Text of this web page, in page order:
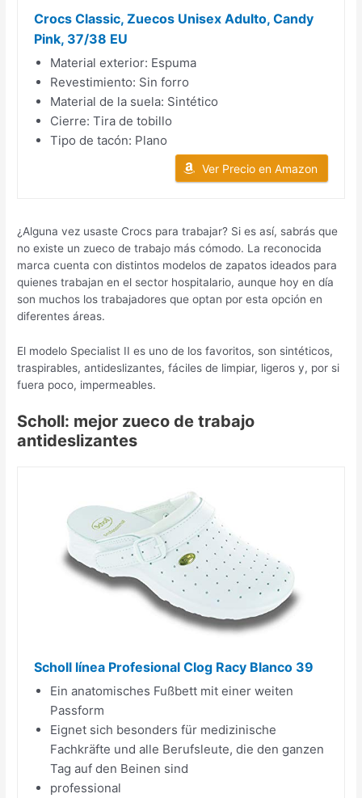
Crocs Classic, Zuecos Unisex Adulto, Candy
Pink, 37/38 EU
Material exterior: Espuma
Revestimiento: Sin forro
Material de la suela: Sintético
Cierre: Tira de tobillo
Tipo de tacón: Plano
Ver Precio en Amazon
¿Alguna vez usaste Crocs para trabajar? Si es así, sabrás que
no existe un zueco de trabajo más cómodo. La reconocida
marca cuenta con distintos modelos de zapatos ideados para
quienes trabajan en el sector hospitalario, aunque hoy en día
son muchos los trabajadores que optan por esta opción en
diferentes áreas.
El modelo Specialist II es uno de los favoritos, son sintéticos,
traspirables, antideslizantes, fáciles de limpiar, ligeros y, por si
fuera poco, impermeables.
Scholl: mejor zueco de trabajo
antideslizantes
Scholl línea Profesional Clog Racy Blanco 39
Ein anatomisches Fußbett mit einer weiten
Passform
Eignet sich besonders für medizinische
Fachkräfte und alle Berufsleute, die den ganzen
Tag auf den Beinen sind
professional